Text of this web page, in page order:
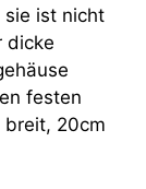
sie ist nicht
dicke
festen
breit, 20cm